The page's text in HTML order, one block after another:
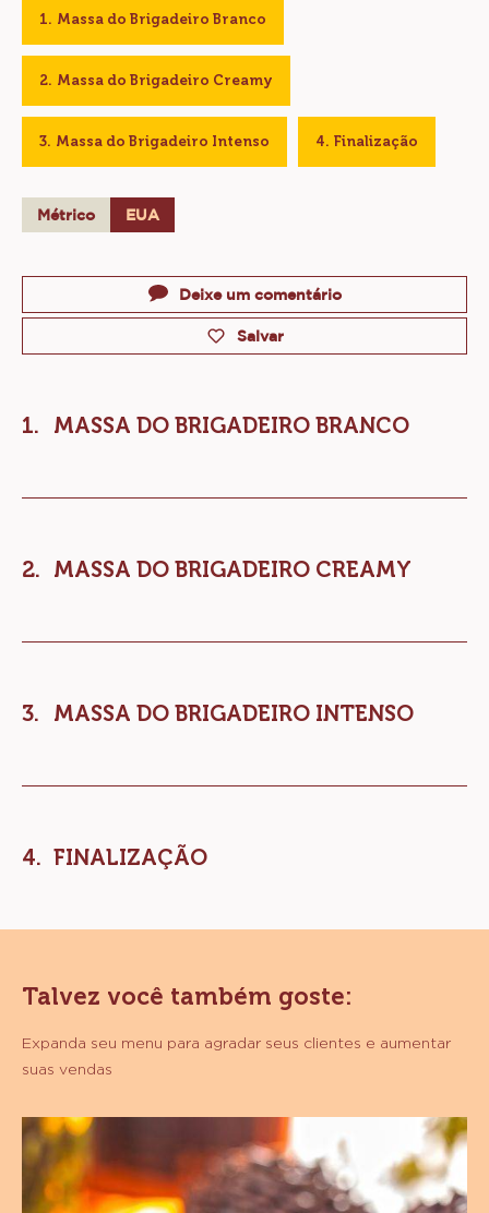
Massa do Brigadeiro Branco
Massa do Brigadeiro Creamy
Massa do Brigadeiro Intenso Finalização
Métrico EUA
Deixe um comentário
Salvar
MASSA DO BRIGADEIRO BRANCO
MASSA DO BRIGADEIRO CREAMY
MASSA DO BRIGADEIRO INTENSO
FINALIZAÇÃO
Talvez você também goste:
Expanda seu menu para agradar seus clientes e aumentar
suas vendas
Brigadeiro
Tradicional